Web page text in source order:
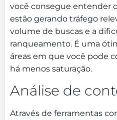
você consegue entender
estão gerando tráfego
volume de buscas e a
ranqueamento. É uma
áreas em que você pode
há menos saturação.
Análise de
Através de ferramentas